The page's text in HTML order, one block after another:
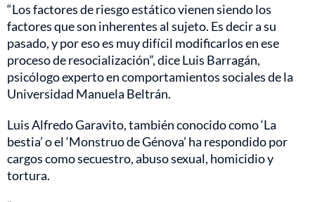
“Los factores de riesgo estático vienen siendo los
factores que son inherentes al sujeto. Es decir a su
pasado, y por eso es muy difícil modificarlos en ese
proceso de resocialización”, dice Luis Barragán,
psicólogo experto en comportamientos sociales de la
Universidad Manuela Beltrán.
Luis Alfredo Garavito, también conocido como ‘La
bestia’ o el ‘Monstruo de Génova’ ha respondido por
cargos como secuestro, abuso sexual, homicidio y
tortura.